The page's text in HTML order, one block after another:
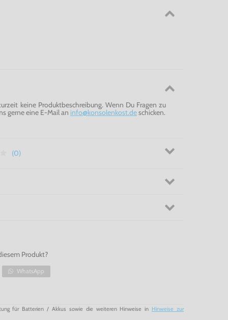
keine Produktbeschreibung. Wenn Du Fragen zu
gerne eine E-Mail an info@konsolenkost.deschicken.
(0)
Produkt?
WhatsApp
für Batterien / Akkus sowie die weiteren Hinweise in Hinweise zur